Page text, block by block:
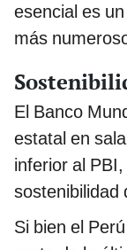
esencial es
más
El Banco
estatal en
inferior al
sostenibilidad
Si bien el